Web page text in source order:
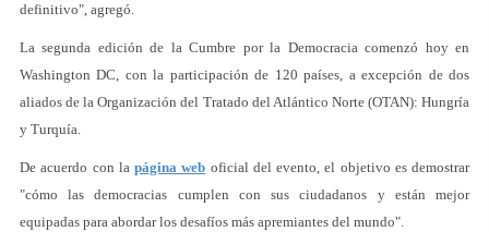
definitivo", agregó.
La segunda edición de la Cumbre por la Democracia comenzó hoy en
Washington DC, con la participación de 120 países, a excepción de dos
aliados de la Organización del Tratado del Atlántico Norte (OTAN): Hungría
y Turquía.
De acuerdo con la página web oficial del evento, el objetivo es demostrar
"cómo las democracias cumplen con sus ciudadanos y están mejor
equipadas para abordar los desafíos más apremiantes del mundo".